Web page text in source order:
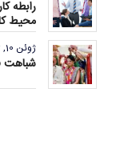
محیط
ژوئن 10, 2022
شباهت